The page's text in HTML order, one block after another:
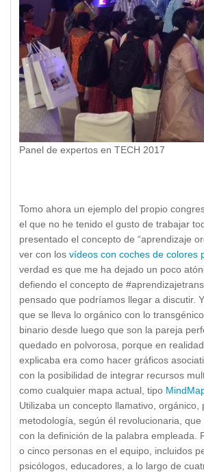
Panel de expertos en TECH 2017
Tomo ahora un ejemplo del propio
el que no he tenido el gusto de trabajar
presentado el concepto de “aprendizaje
ver con los vídeos con coches de colores
verdad es que me ha dejado un poco
defiendo el concepto de
pensado que podríamos llegar a discutir.
que se lleva lo orgánico con lo
binario desde luego que son la pareja
quedado en polvorosa, porque en
explicaba era como hacer gráficos
con la posibilidad de integrar recursos
como cualquier mapa actual, tipo
Utilizaba un concepto llamativo, orgánico,
metodología, según él revolucionaria,
con la definición de la palabra empleada.
o cinco personas en el equipo, incluidos
psicólogos, educadores, a lo largo de